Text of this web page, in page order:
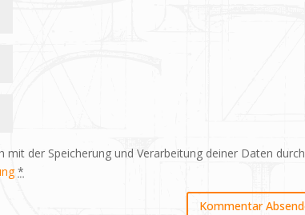
der Speicherung und Verarbeitung deiner Daten durch
*